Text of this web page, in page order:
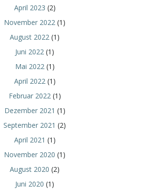
April 2023 (2)
November 2022 (1)
August 2022 (1)
Juni 2022 (1)
Mai 2022(1)
April 2022(1)
Februar 2022(1)
Dezember 2021 (1)
September 2021 (2)
April 2021 (1)
November 2020 (1)
August 2020 (2)
Juni 2020 (1)